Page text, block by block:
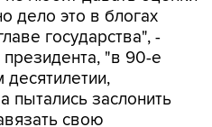
"в 90-е
заслонить
свою